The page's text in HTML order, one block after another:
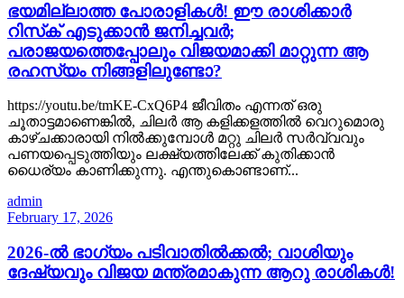
ഭയമില്ലാത്ത പോരാളികൾ! ഈ രാശിക്കാർ
റിസ്‌ക് എടുക്കാൻ ജനിച്ചവർ;
പരാജയത്തെപ്പോലും വിജയമാക്കി മാറ്റുന്ന ആ
രഹസ്യം നിങ്ങളിലുണ്ടോ?
https://youtu.be/tmKE-CxQ6P4 ജീവിതം എന്നത് ഒരു
ചൂതാട്ടമാണെങ്കിൽ, ചിലർ ആ കളിക്കളത്തിൽ വെറുമൊരു
കാഴ്ചക്കാരായി നിൽക്കുമ്പോൾ മറ്റു ചിലർ സർവ്വവും
പണയപ്പെടുത്തിയും ലക്ഷ്യത്തിലേക്ക് കുതിക്കാൻ
ധൈര്യം കാണിക്കുന്നു. എന്തുകൊണ്ടാണ്...
admin
February 17, 2026
2026-ൽ ഭാഗ്യം പടിവാതിൽക്കൽ; വാശിയും
ദേഷ്യവും വിജയ മന്ത്രമാകുന്ന ആറു രാശികൾ!